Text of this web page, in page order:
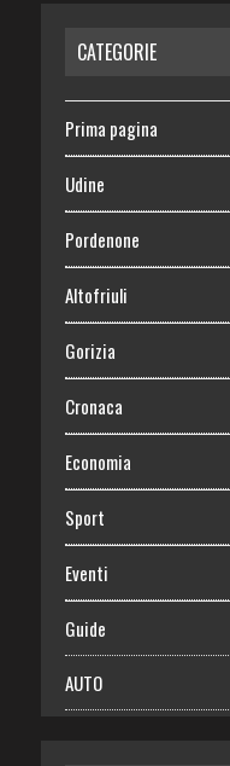
CATEGORIE
Prima pagina
Udine
Pordenone
Altofriuli
Gorizia
Cronaca
Economia
Sport
Eventi
Guide
AUTO